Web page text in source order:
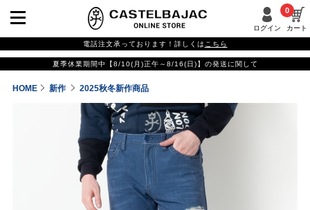
ログイン カート
0
電話注文承っております！詳しくは こちら
夏季休業期間中【8/10(月)正午～8/16(日)】の発送に関して
HOME 新作 2025秋冬新作商品